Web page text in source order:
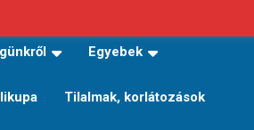
Egyebek
Tilalmak, korlátozások